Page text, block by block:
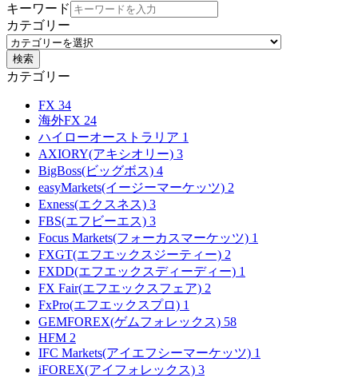
キーワード
カテゴリー
検索
カテゴリー
FX 34
海外FX 24
ハイローオーストラリア 1
AXIORY(アキシオリー) 3
BigBoss(ビッグボス) 4
easyMarkets(イージーマーケッツ) 2
Exness(エクスネス) 3
FBS(エフビーエス) 3
Focus Markets(フォーカスマーケッツ) 1
FXGT(エフエックスジーティー) 2
FXDD(エフエックスディーディー) 1
FX Fair(エフエックスフェア) 2
FxPro(エフエックスプロ) 1
GEMFOREX(ゲムフォレックス) 58
HFM 2
IFC Markets(アイエフシーマーケッツ) 1
iFOREX(アイフォレックス) 3